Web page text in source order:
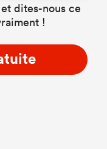
dites-nous ce
!